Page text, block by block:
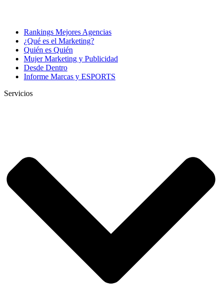
Rankings Mejores Agencias
¿Qué es el Marketing?
Quién es Quién
Mujer Marketing y Publicidad
Desde Dentro
Informe Marcas y ESPORTS
Servicios